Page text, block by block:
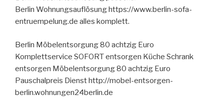
Berlin Wohnungsauflösung https://www.berlin-sofa-
entruempelung.de alles komplett.
Berlin Möbelentsorgung 80 achtzig Euro
Komplettservice SOFORT entsorgen Küche Schrank
entsorgen Möbelentsorgung 80 achtzig Euro
Pauschalpreis Dienst http://mobel-entsorgen-
berlin.wohnungen24berlin.de